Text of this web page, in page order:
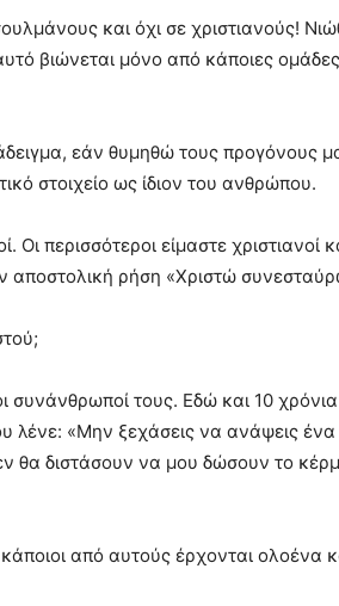
και όχι σε χριστιανούς!
βιώνεται μόνο από κάποιες
εάν θυμηθώ τους προγόνους
στοιχείο ως ίδιον του ανθρώπου.
περισσότεροι είμαστε χριστιανοί
αποστολική ρήση «Χριστώ
τους. Εδώ και 10
λένε: «Μην ξεχάσεις να ανάψεις ένα
θα διστάσουν να μου δώσουν το
από αυτούς έρχονται ολοένα